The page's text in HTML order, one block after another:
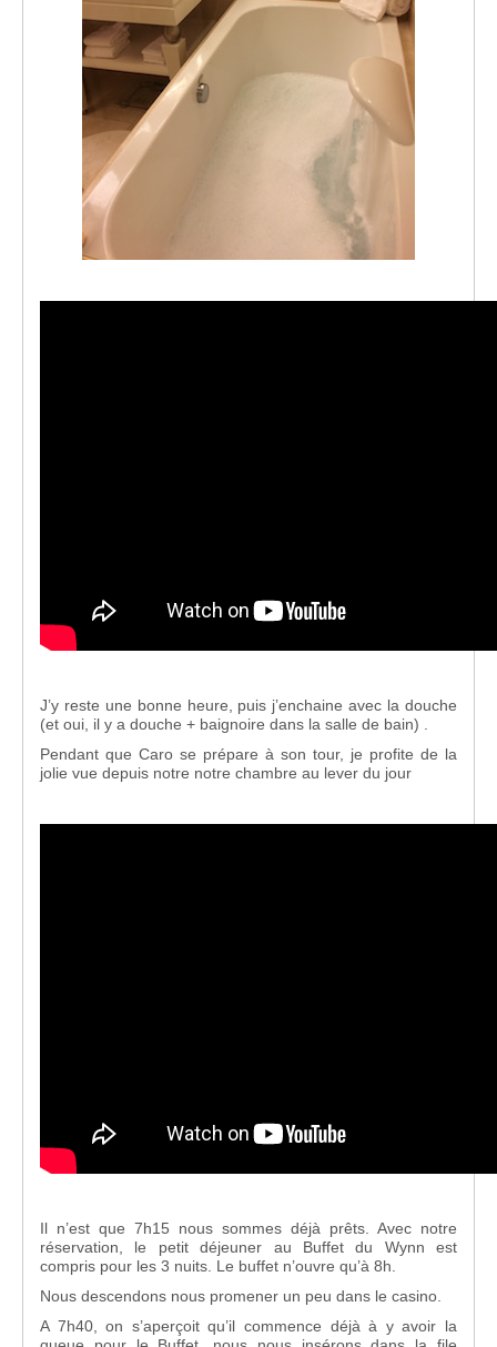
J’y reste une bonne heure, puis j’enchaine avec la douche
(et oui, il y a douche + baignoire dans la salle de bain) .
Pendant que Caro se prépare à son tour, je profite de la
jolie vue depuis notre notre chambre au lever du jour
Il n’est que 7h15 nous sommes déjà prêts. Avec notre
réservation, le petit déjeuner au Buffet du Wynn est
compris pour les 3 nuits. Le buffet n’ouvre qu’à 8h.
Nous descendons nous promener un peu dans le casino.
A 7h40, on s’aperçoit qu’il commence déjà à y avoir la